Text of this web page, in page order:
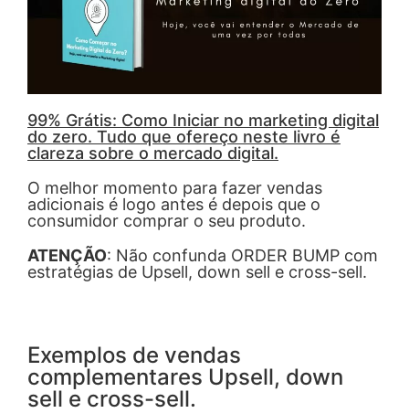
99% Grátis: Como Iniciar no marketing digital
do zero. Tudo que ofereço neste livro é
clareza sobre o mercado digital.
O melhor momento para fazer vendas
adicionais é logo antes é depois que o
consumidor comprar o seu produto.
ATENÇÃO: Não confunda ORDER BUMP com
estratégias de Upsell, down sell e cross-sell.
Exemplos de vendas
complementares Upsell, down
sell e cross-sell.